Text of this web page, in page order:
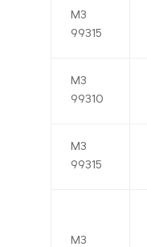
МЗ
99315
МЗ
99310
МЗ
99315
МЗ